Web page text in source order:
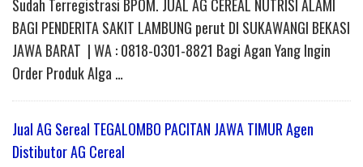
Sudah Terregistrasi BPOM. JUAL AG CEREAL NUTRISI ALAMI
BAGI PENDERITA SAKIT LAMBUNG perut DI SUKAWANGI BEKASI
JAWA BARAT | WA : 0818-0301-8821 Bagi Agan Yang Ingin
Order Produk Alga …
Jual AG Sereal TEGALOMBO PACITAN JAWA TIMUR Agen
Distibutor AG Cereal